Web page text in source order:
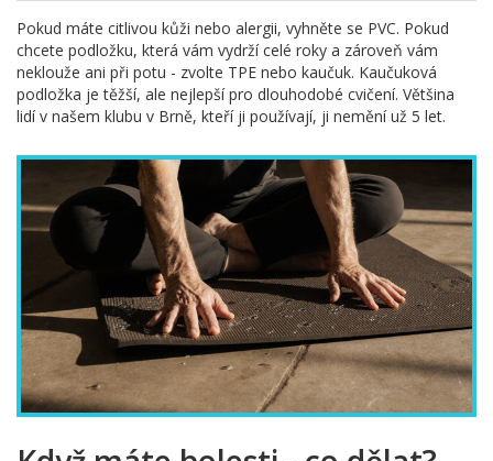
Pokud máte citlivou kůži nebo alergii, vyhněte se PVC. Pokud
chcete podložku, která vám vydrží celé roky a zároveň vám
neklouže ani při potu - zvolte TPE nebo kaučuk. Kaučuková
podložka je těžší, ale nejlepší pro dlouhodobé cvičení. Většina
lidí v našem klubu v Brně, kteří ji používají, ji nemění už 5 let.